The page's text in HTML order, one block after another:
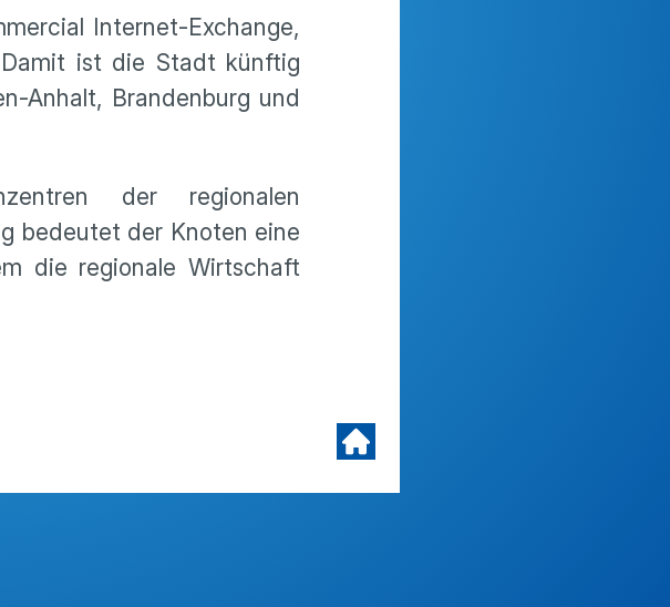
Internet-Exchange,
ist die Stadt künftig
Anhalt, Brandenburg und
der regionalen
bedeutet der Knoten eine
die regionale Wirtschaft